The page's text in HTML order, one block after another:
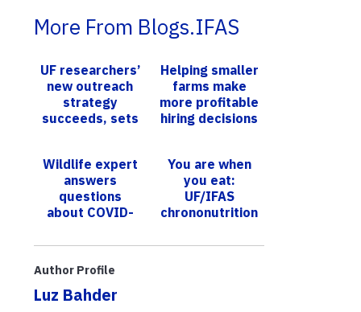
More From Blogs.IFAS
UF researchers’
new outreach
strategy
succeeds, sets
invasive
species in Flo...
Helping smaller
farms make
more profitable
hiring decisions
Wildlife expert
answers
questions
about COVID-
tailed deer
You are when
you eat:
UF/IFAS
chrononutrition
the importance
Author Profile
Luz Bahder